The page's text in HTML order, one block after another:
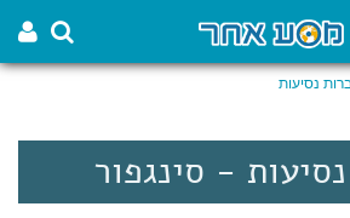
נסיעות
- סינגפור